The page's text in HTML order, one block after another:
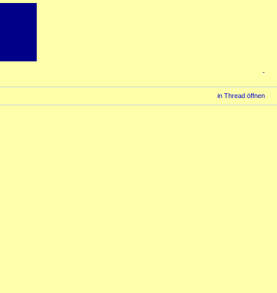
-
in Thread öffnen